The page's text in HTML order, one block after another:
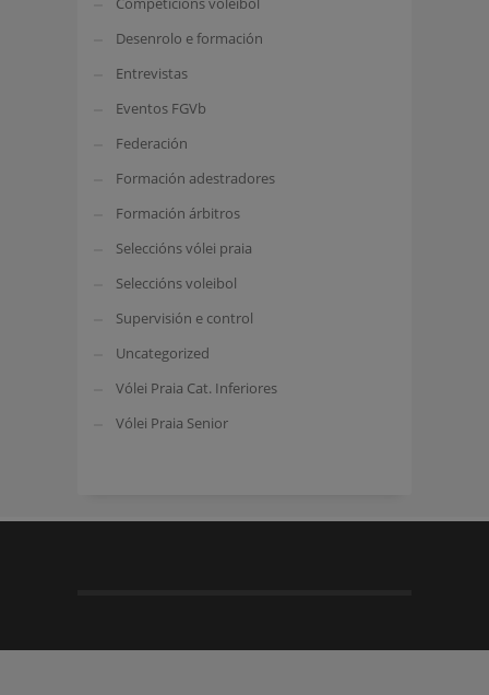
Desenrolo e formación
Entrevistas
Eventos FGVb
Federación
Formación adestradores
Formación árbitros
Seleccións vólei praia
Seleccións voleibol
Supervisión e control
Uncategorized
Vólei Praia Cat. Inferiores
Vólei Praia Senior